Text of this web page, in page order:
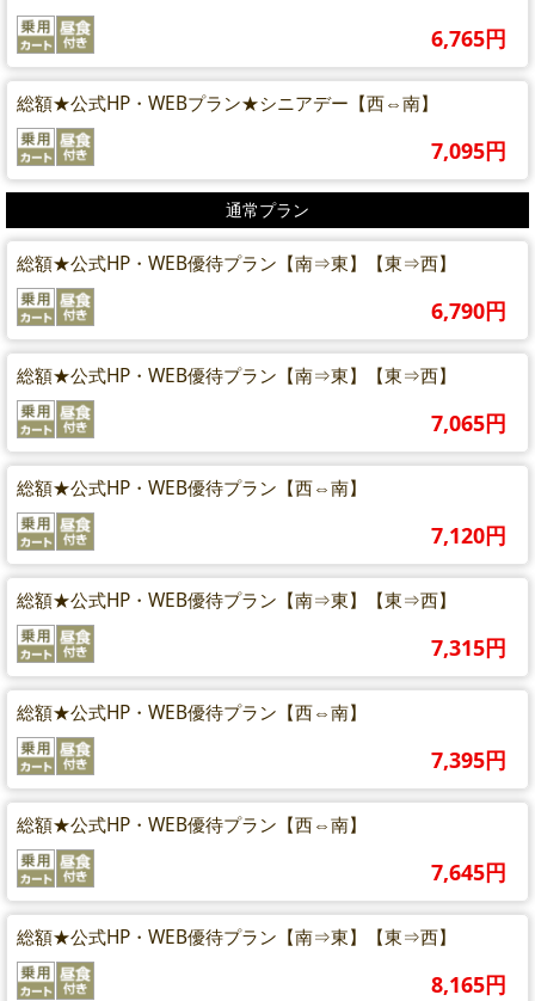
6,765円
総額★公式HP・WEBプラン★シニアデー【西⇔南】
7,095円
通常プラン
総額★公式HP・WEB優待プラン【南⇒東】【東⇒西】
6,790円
総額★公式HP・WEB優待プラン【南⇒東】【東⇒西】
7,065円
総額★公式HP・WEB優待プラン【西⇔南】
7,120円
総額★公式HP・WEB優待プラン【南⇒東】【東⇒西】
7,315円
総額★公式HP・WEB優待プラン【西⇔南】
7,395円
総額★公式HP・WEB優待プラン【西⇔南】
7,645円
総額★公式HP・WEB優待プラン【南⇒東】【東⇒西】
8,165円